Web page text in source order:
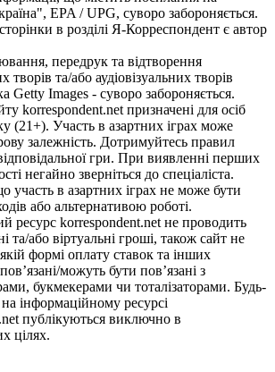
EPA / UPG, суворо забороняється.
в розділі Я-Корреспондент є автор
передрук та відтворення
творів та/або аудіовізуальних творів
Getty Images - суворо забороняється.
korrespondent.net призначені для осіб
(21+). Участь в азартних іграх може
залежність. Дотримуйтесь правил
гри. При виявленні перших
негайно зверніться до спеціаліста.
участь в азартних іграх не може бути
або альтернативою роботі.
ресурс korrespondent.net не проводить
та/або віртуальні гроші, також сайт не
формі оплату ставок та інших
можуть бути пов’язані з
букмекерами чи тоталізаторами. Будь-
на інформаційному ресурсі
публікуються виключно в
цілях.